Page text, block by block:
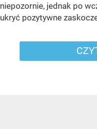
niepozornie, jednak po
ukryć pozytywne